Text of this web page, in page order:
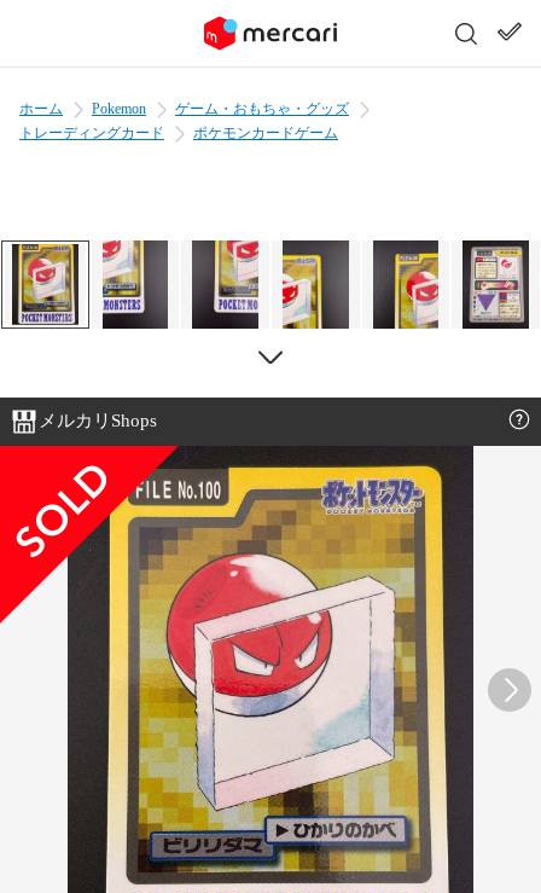
ホーム Pokemon
ゲーム・おもちゃ・グッズ
トレーディングカード
ポケモンカードゲーム
メルカリShops